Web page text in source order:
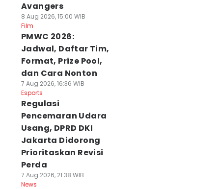
Tebal
20–25°C
Avangers
8 Aug 2026, 15:00 WIB
Film
PMWC 2026:
Jadwal, Daftar Tim,
Format, Prize Pool,
dan Cara Nonton
7 Aug 2026, 16:36 WIB
Esports
Regulasi
Pencemaran Udara
Usang, DPRD DKI
Jakarta Didorong
Prioritaskan Revisi
Perda
7 Aug 2026, 21:38 WIB
News